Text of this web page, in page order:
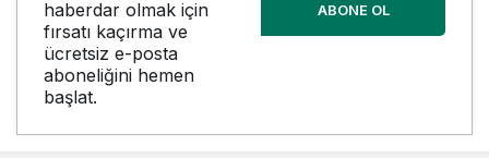
haberdar olmak için
fırsatı kaçırma ve
ücretsiz e-posta
aboneliğini hemen
başlat.
ABONE OL